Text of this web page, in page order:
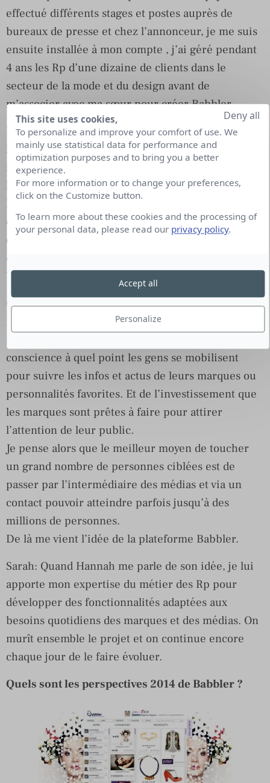
effectué différents stages et postes auprès de
bureaux de presse et chez l’annonceur, je me suis
ensuite installée à mon compte , j’ai géré pendant
4 ans les Rp d’une dizaine de clients dans le
secteur de la mode et du design avant de
m’associer avec ma sœur pour créer Babbler.
Hannah: Babbler est mon premier emploi ! J’ai eu
l’idée de cette plateforme web inédite à la sortie de
mon école supérieure de commerce durant
laquelle j’ai pu travailler chez Coca-Cola et
Microsoft au service trade marketing. J’ai toujours
été passionnée par l’entreprenariat et l’innovation
et j’ai sauté le pas durant mon stage de fin d’étude
dans une agence de communication digitale à New-
York.
Comment vous est venue cette idée de création de
réseau social ?
conscience à quel point les gens se mobilisent
pour suivre les infos et actus de leurs marques ou
personnalités favorites. Et de l’investissement que
les marques sont prêtes à faire pour attirer
l’attention de leur public.
Je pense alors que le meilleur moyen de toucher
un grand nombre de personnes ciblées est de
passer par l’intermédiaire des médias et via un
contact pouvoir atteindre parfois jusqu’à des
millions de personnes.
De là me vient l’idée de la plateforme Babbler.
Sarah: Quand Hannah me parle de son idée, je lui
apporte mon expertise du métier des Rp pour
développer des fonctionnalités adaptées aux
besoins quotidiens des marques et des médias. On
murît ensemble le projet et on continue encore
chaque jour de le faire évoluer.
Quels sont les perspectives 2014 de Babbler ?
This site uses cookies,
To personalize and improve your comfort of use. We
mainly use statistical data for performance and
optimization purposes and to bring you a better
experience.
For more information or to change your preferences,
click on the Customize button.
To learn more about these cookies and the processing of
your personal data, please read our privacy policy.
Personalize
Deny all
Accept all